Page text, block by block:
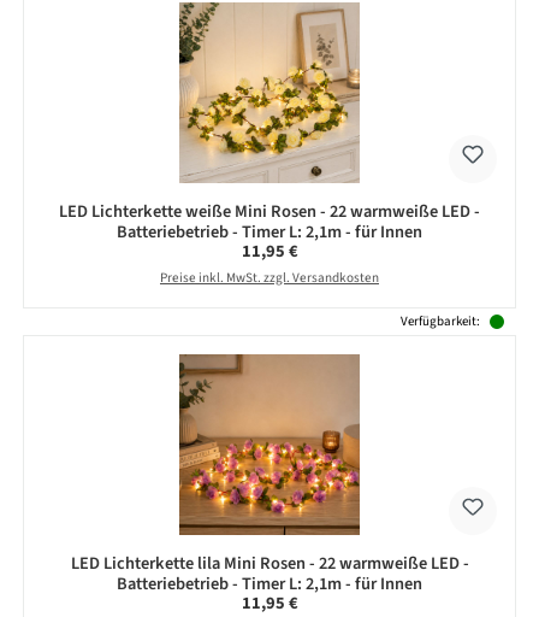
LED Lichterkette weiße Mini Rosen - 22 warmweiße LED -
Batteriebetrieb - Timer L: 2,1m - für Innen
Regulärer Preis:
11,95 €
Preise inkl. MwSt. zzgl. Versandkosten
Verfügbarkeit:
LED Lichterkette lila Mini Rosen - 22 warmweiße LED -
Batteriebetrieb - Timer L: 2,1m - für Innen
Regulärer Preis:
11,95 €